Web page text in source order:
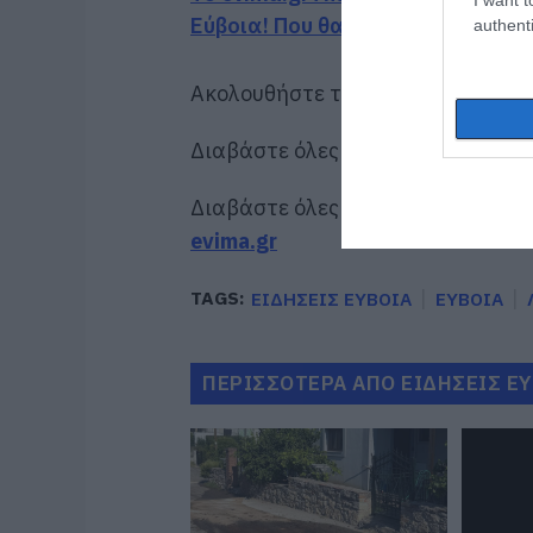
Εύβοια! Που θα δοθούν
Ακολουθήστε το evima.gr στο
Διαβάστε όλες τις ειδήσεις για
Διαβάστε όλες τις
evima.gr
TAGS: ΕΙΔΗΣΕΙΣ ΕΥΒΟΙΑ ΕΥΒΟΙΑ
ΠΕΡΙΣΣΟΤΕΡΑ ΑΠΟ ΕΙΔΗΣΕΙΣ